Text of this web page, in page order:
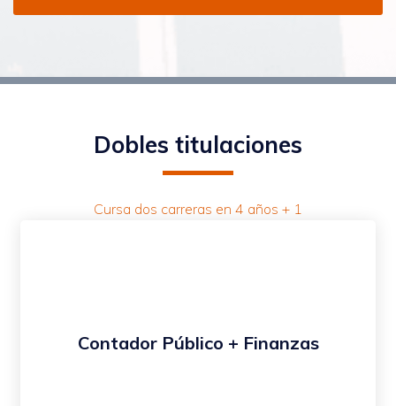
Dobles titulaciones
Cursa dos carreras en 4 años + 1
Contador Público + Finanzas